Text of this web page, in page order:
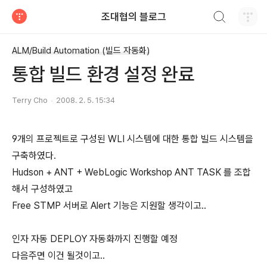
조대협의 블로그
ALM/Build Automation (빌드 자동화)
통합 빌드 환경 설정 완료
Terry Cho 2008. 2. 5. 15:34
9개의 프로젝트로 구성된 WLI 시스템에 대한 통합 빌드 시스템을
구축하였다.
Hudson + ANT + WebLogic Workshop ANT TASK 를 조합
해서 구성하였고
Free STMP 서버로 Alert 기능은 지원할 생각이고..
인자 자동 DEPLOY 자동화까지 진행할 예정
다음주면 이건 될것이고..